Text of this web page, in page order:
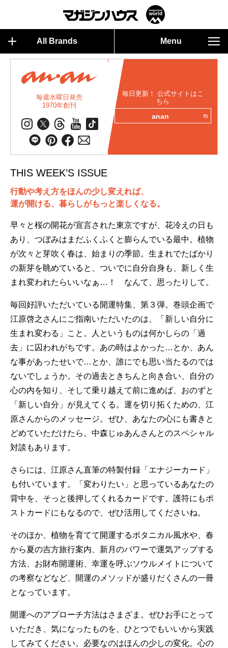
All Brands Menu
毎週水曜日発売
1970年創刊
毎日更新！ 公式サイトはこ
ちら
anan
THIS WEEK’S ISSUE
行動や考え方をほんの少し変えれば、
運が開ける、暮らしがもっと楽しくなる。
早々と桜の開花が宣言された東京ですが、花冷えの日も
あり、つぼみはまだふくふくと膨らんでいる最中。植物
が次々と芽吹く春は、始まりの季節。生まれでたばかり
の新芽を眺めていると、ついでに自分自身も、新しく生
まれ変われたらいいなぁ…！ なんて、思ったりして。
毎回好評いただいている開運特集、第３弾。巻頭企画で
江原啓之さんにご指南いただいたのは、「新しい自分に
生まれ変わる」こと。人というものは何かしらの「過
去」に囚われがちです。あの時はよかった…とか、あん
な事があったせいで…とか、誰にでも思い当たるのでは
ないでしょうか。その過去ときちんと向き合い、自分の
心の内を知り、そして乗り越えて前に進めば、おのずと
「新しい自分」が見えてくる。運を切り拓くための、江
原さんからのメッセージ。ぜひ、あなたの心にも書きと
どめていただけたら。中森じゅあんさんとのスペシャル
対談もあります。
さらには、江原さん直筆の特製付録「エナジーカード」
も付いています。「変わりたい」と思っているあなたの
背中を、そっと後押してくれるカードです。護符にもポ
ストカードにもなるので、ぜひ活用してくださいね。
そのほか、植物を育てて開運するボタニカル風水や、春
から夏の吉方旅行案内、新月のパワーで運気アップする
方法、お財布開運術、幸運を呼ぶソウルメイトについて
の考察などなど、開運のメソッドが盛りだくさんの一冊
となっています。
開運へのアプローチ方法はさまざま。ぜひお手にとって
いただき、気になったものを、ひとつでもいいから実践
してみてください。必要なのはほんの少しの変化。心の